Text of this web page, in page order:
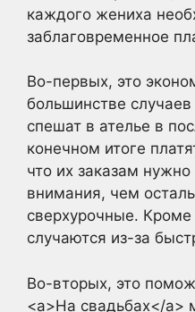
каждого жениха
заблаговременное
Во-первых, это
большинстве
спешат в ателье в
конечном итоге
что их заказам
внимания, чем
сверхурочные.
случаются из-за
Во-вторых, это
<a>На свадьбах</a>